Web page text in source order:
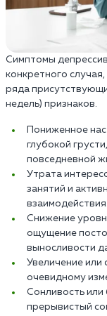
Симптомы
конкретного
ряда
недель) признаков.
Пониженное
глубокой
повседневной
Утрата
занятий и
взаимодействия.
Снижение
ощущение
выносливости
Увеличение или
очевидному
Сонливость или
прерывистый